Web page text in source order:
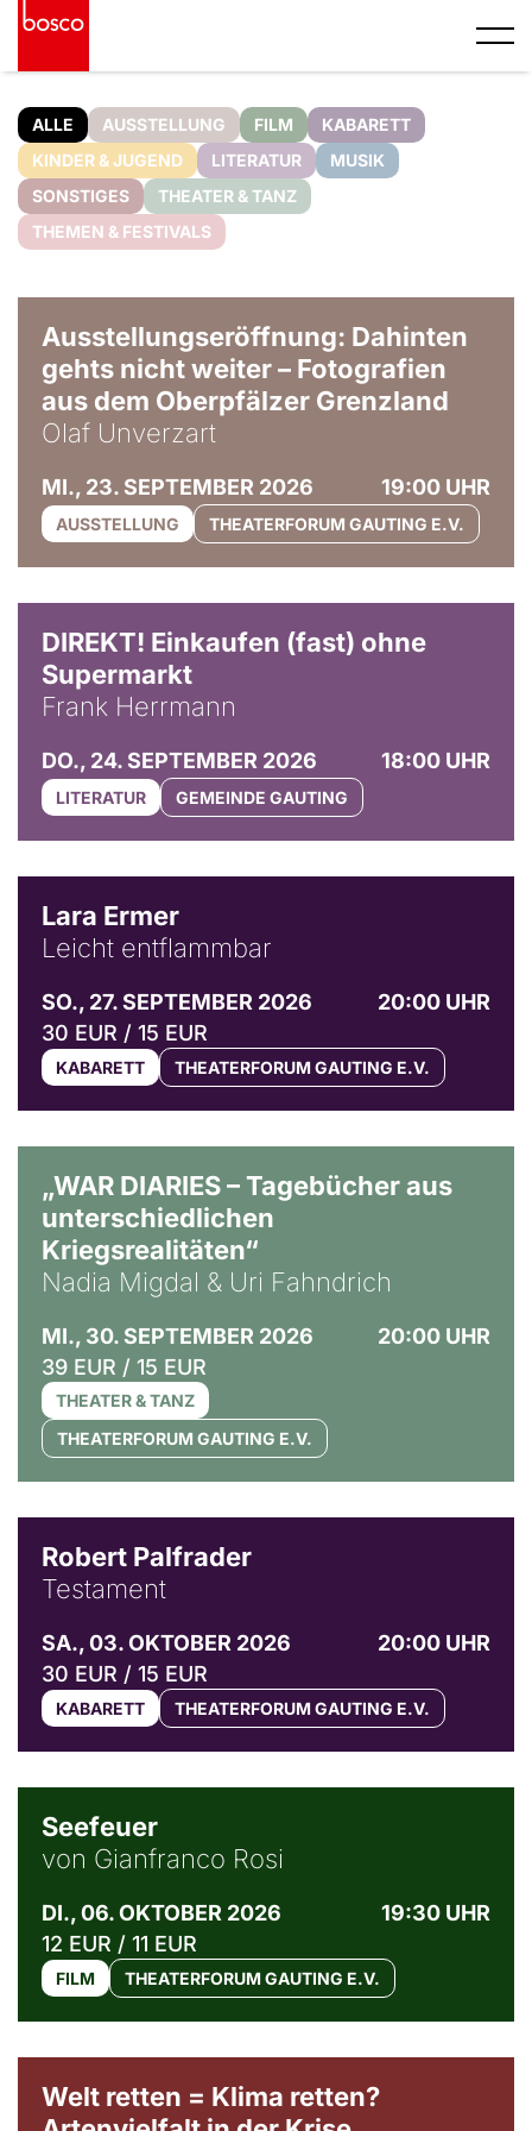
ALLE AUSSTELLUNG FILM
KABARETT
KINDER & JUGEND
LITERATUR
MUSIK
SONSTIGES
THEATER & TANZ
THEMEN & FESTIVALS
Ausstellungseröffnung: Dahinten
gehts nicht weiter – Fotografien
aus dem Oberpfälzer Grenzland
Olaf Unverzart
MI., 23. SEPTEMBER 2026 19:00 UHR
AUSSTELLUNG THEATERFORUM GAUTING E.V.
DIREKT! Einkaufen (fast) ohne
Supermarkt
Frank Herrmann
DO., 24. SEPTEMBER 2026 18:00 UHR
LITERATUR GEMEINDE GAUTING
Lara Ermer
Leicht entflammbar
SO., 27. SEPTEMBER 2026
20:00 UHR
30 EUR / 15 EUR
KABARETT THEATERFORUM GAUTING E.V.
„WAR DIARIES – Tagebücher aus
unterschiedlichen
Kriegsrealitäten“
Nadia Migdal & Uri Fahndrich
MI., 30. SEPTEMBER 2026
20:00 UHR
39 EUR / 15 EUR
THEATER & TANZ
THEATERFORUM GAUTING E.V.
Robert Palfrader
Testament
SA., 03. OKTOBER 2026
20:00 UHR
30 EUR / 15 EUR
KABARETT THEATERFORUM GAUTING E.V.
Seefeuer
von Gianfranco Rosi
DI., 06. OKTOBER 2026
19:30 UHR
12 EUR / 11 EUR
FILM THEATERFORUM GAUTING E.V.
Welt retten = Klima retten?